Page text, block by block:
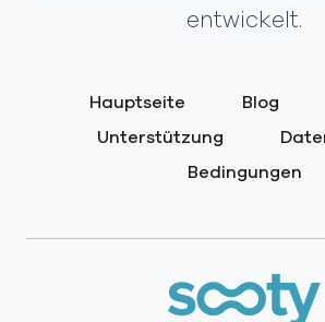
entwickelt.
Hauptseite Blog
Unterstützung
Bedingungen